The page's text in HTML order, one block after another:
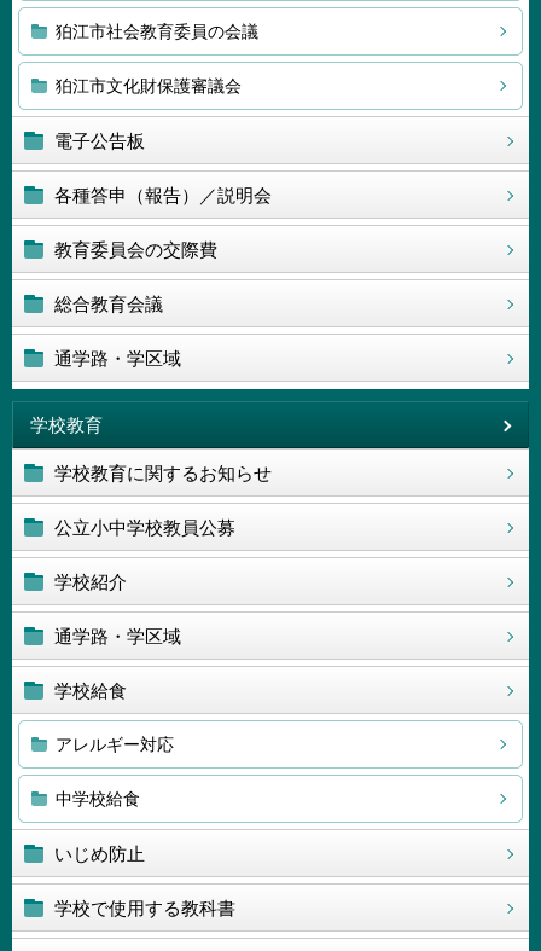
狛江市社会教育委員の会議
狛江市文化財保護審議会
電子公告板
各種答申（報告）／説明会
教育委員会の交際費
総合教育会議
通学路・学区域
学校教育
学校教育に関するお知らせ
公立小中学校教員公募
学校紹介
通学路・学区域
学校給食
アレルギー対応
中学校給食
いじめ防止
学校で使用する教科書